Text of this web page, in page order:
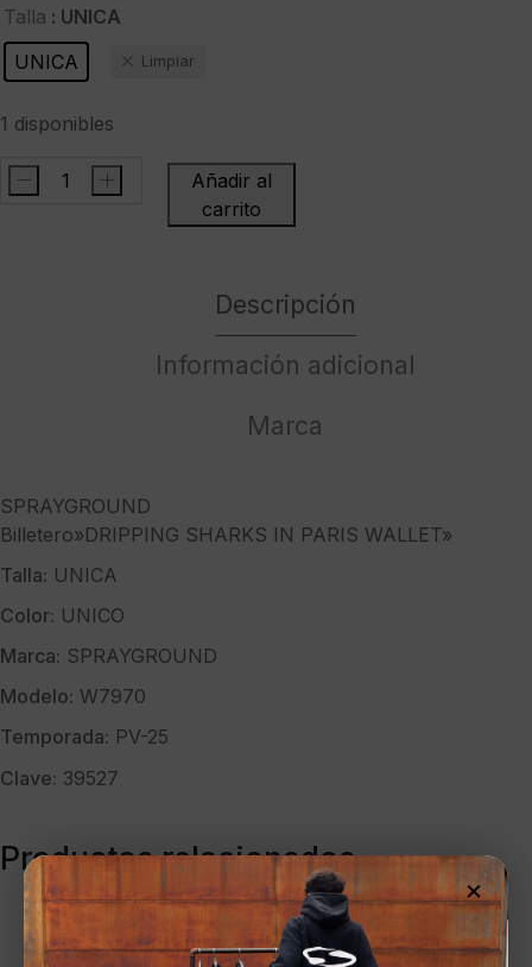
Talla : UNICA
UNICA
Limpiar
1 disponibles
SPRAYGROUNDBilletero"DRIPPING
- +
Añadir al
carrito
Descripción
Información adicional
Marca
SPRAYGROUND
Billetero»DRIPPING SHARKS IN PARIS WALLET»
Talla: UNICA
Color: UNICO
Marca: SPRAYGROUND
Modelo: W7970
Temporada: PV-25
Clave: 39527
Productos relacionados
×